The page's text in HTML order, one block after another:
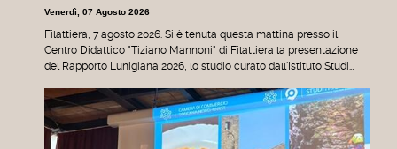
Venerdì, 07 Agosto 2026
Filattiera, 7 agosto 2026. Si è tenuta questa mattina presso il
Centro Didattico "Tiziano Mannoni" di Filattiera la presentazione
del Rapporto Lunigiana 2026, lo studio curato dall'Istituto Studi…